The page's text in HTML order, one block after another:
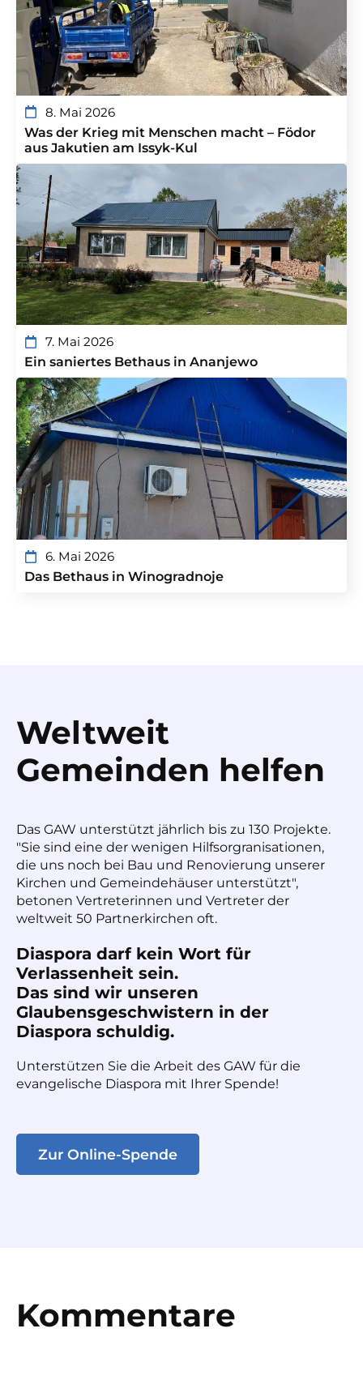
8. Mai 2026
Was der Krieg mit Menschen macht – Födor
aus Jakutien am Issyk-Kul
7. Mai 2026
Ein saniertes Bethaus in Ananjewo
6. Mai 2026
Das Bethaus in Winogradnoje
Weltweit
Gemeinden helfen
Das GAW unterstützt jährlich bis zu 130 Projekte.
"Sie sind eine der wenigen Hilfsorgranisationen,
die uns noch bei Bau und Renovierung unserer
Kirchen und Gemeindehäuser unterstützt",
betonen Vertreterinnen und Vertreter der
weltweit 50 Partnerkirchen oft.
Diaspora darf kein Wort für
Verlassenheit sein.
Das sind wir unseren
Glaubensgeschwistern in der
Diaspora schuldig.
Unterstützen Sie die Arbeit des GAW für die
evangelische Diaspora mit Ihrer Spende!
Zur Online-Spende
Kommentare